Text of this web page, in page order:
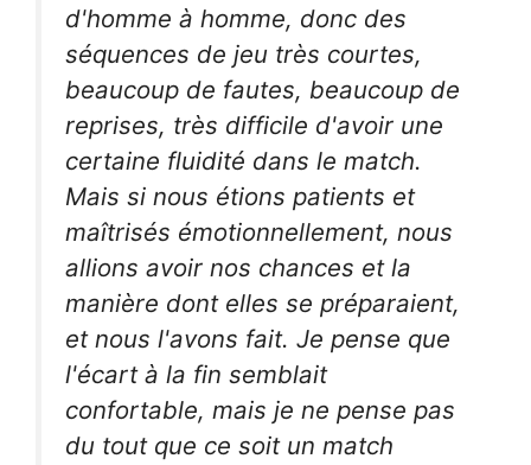
d'homme à homme, donc des
séquences de jeu très courtes,
beaucoup de fautes, beaucoup de
reprises, très difficile d'avoir une
certaine fluidité dans le match.
Mais si nous étions patients et
maîtrisés émotionnellement, nous
allions avoir nos chances et la
manière dont elles se préparaient,
et nous l'avons fait. Je pense que
l'écart à la fin semblait
confortable, mais je ne pense pas
du tout que ce soit un match